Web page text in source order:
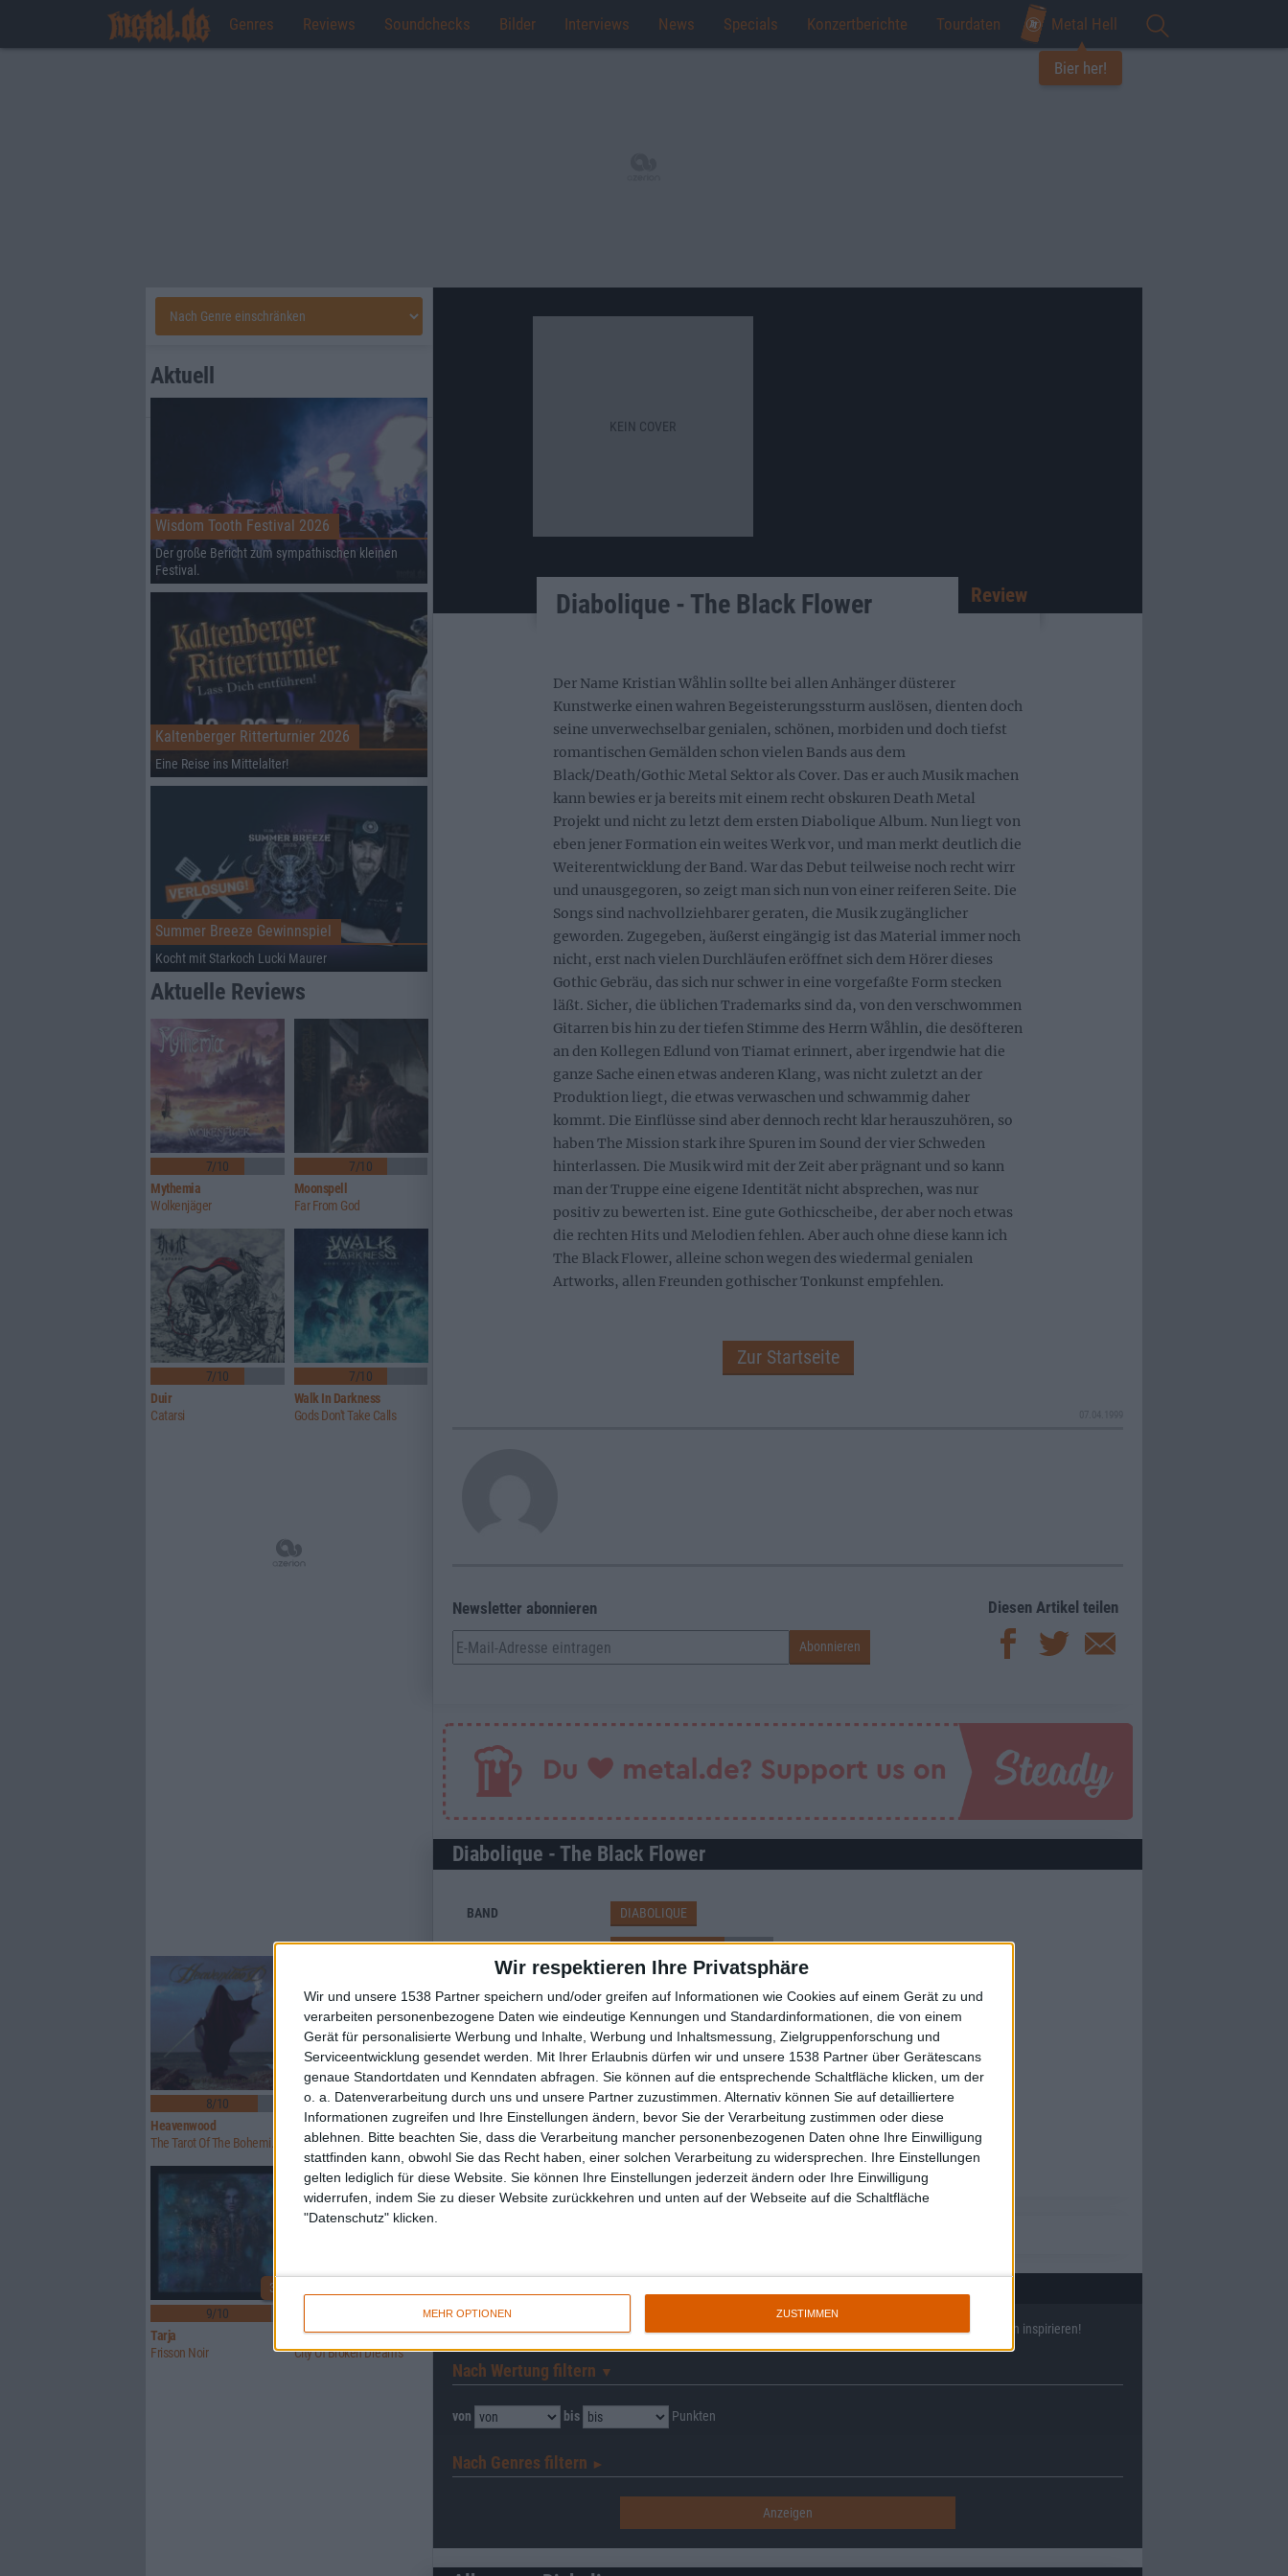
Wir respektieren Ihre Privatsphäre
Wir und unsere 1538 Partner speichern und/oder greifen auf Informationen wie Cookies auf einem Gerät zu und
verarbeiten personenbezogene Daten wie eindeutige Kennungen und Standardinformationen, die von einem
Gerät für personalisierte Werbung und Inhalte, Werbung und Inhaltsmessung, Zielgruppenforschung und
Serviceentwicklung gesendet werden.
Mit Ihrer Erlaubnis dürfen wir und unsere 1538 Partner über Gerätescans
genaue Standortdaten und Kenndaten abfragen. Sie können auf die entsprechende Schaltfläche klicken, um der
o. a. Datenverarbeitung durch uns und unsere Partner zuzustimmen. Alternativ können Sie auf detailliertere
Informationen zugreifen und Ihre Einstellungen ändern, bevor Sie der Verarbeitung zustimmen oder diese
ablehnen.
Bitte beachten Sie, dass die Verarbeitung mancher personenbezogenen Daten ohne Ihre Einwilligung
stattfinden kann, obwohl Sie das Recht haben, einer solchen Verarbeitung zu widersprechen. Ihre Einstellungen
gelten lediglich für diese Website. Sie können Ihre Einstellungen jederzeit ändern oder Ihre Einwilligung
widerrufen, indem Sie zu dieser Website zurückkehren und unten auf der Webseite auf die Schaltfläche
"Datenschutz" klicken.
MEHR OPTIONEN ZUSTIMMEN
Genres Reviews Soundchecks Bilder Interviews News Specials Konzertberichte Tourdaten Metal Hell
Bier her!
KEIN COVER
Diabolique - The Black Flower Review
Der Name Kristian Wåhlin sollte bei allen Anhänger düsterer
Kunstwerke einen wahren Begeisterungssturm auslösen, dienten doch
seine unverwechselbar genialen, schönen, morbiden und doch tiefst
romantischen Gemälden schon vielen Bands aus dem
Black/Death/Gothic Metal Sektor als Cover. Das er auch Musik machen
kann bewies er ja bereits mit einem recht obskuren Death Metal
Projekt und nicht zu letzt dem ersten Diabolique Album. Nun liegt von
eben jener Formation ein weites Werk vor, und man merkt deutlich die
Weiterentwicklung der Band. War das Debut teilweise noch recht wirr
und unausgegoren, so zeigt man sich nun von einer reiferen Seite. Die
Songs sind nachvollziehbarer geraten, die Musik zugänglicher
geworden. Zugegeben, äußerst eingängig ist das Material immer noch
nicht, erst nach vielen Durchläufen eröffnet sich dem Hörer dieses
Gothic Gebräu, das sich nur schwer in eine vorgefaßte Form stecken
läßt. Sicher, die üblichen Trademarks sind da, von den verschwommen
Gitarren bis hin zu der tiefen Stimme des Herrn Wåhlin, die desöfteren
an den Kollegen Edlund von Tiamat erinnert, aber irgendwie hat die
ganze Sache einen etwas anderen Klang, was nicht zuletzt an der
Produktion liegt, die etwas verwaschen und schwammig daher
kommt. Die Einflüsse sind aber dennoch recht klar herauszuhören, so
haben The Mission stark ihre Spuren im Sound der vier Schweden
hinterlassen. Die Musik wird mit der Zeit aber prägnant und so kann
man der Truppe eine eigene Identität nicht absprechen, was nur
positiv zu bewerten ist. Eine gute Gothicscheibe, der aber noch etwas
die rechten Hits und Melodien fehlen. Aber auch ohne diese kann ich
The Black Flower, alleine schon wegen des wiedermal genialen
Artworks, allen Freunden gothischer Tonkunst empfehlen.
Zur Startseite
Newsletter abonnieren Diesen Artikel teilen
Diabolique - The Black Flower
BAND DIABOLIQUE
WERTUNG 7/10
USER-WERTUNG
8 10
STILE
GOTHIC METAL /
MITTELALTER
ANZAHL SONGS
11
SPIELDAUER
53:04
RELEASE
1999-04-07
LABEL
BLACK SUN RECORDS
Auf der Suche nach neuer Mucke? Durchsuche unser Review-Archiv mit aktuell Reviews und lass Dich inspirieren!
Nach Wertung filtern ▼︎
von bis Punkten
Nach Genres filtern ►︎
Aktuell
Wisdom Tooth Festival 2026
Der große Bericht zum sympathischen kleinen
Festival.
Kaltenberger Ritterturnier 2026
Eine Reise ins Mittelalter!
Summer Breeze Gewinnspiel
Kocht mit Starkoch Lucki Maurer
Aktuelle Reviews
7/10
Mythemia
Wolkenjäger
7/10
Moonspell
Far From God
7/10
Duir
Catarsi
7/10
Walk In Darkness
Gods Don't Take Calls
8/10
Heavenwood
5/10
Uwe Lulis Project
Analog
3
9/10
Tarja
Frisson Noir
Imparity
City Of Broken Dreams